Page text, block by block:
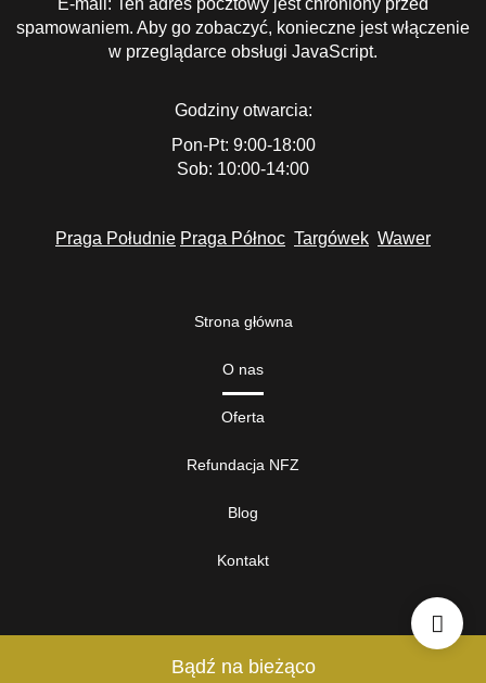
E-mail: Ten adres pocztowy jest chroniony przed
spamowaniem. Aby go zobaczyć, konieczne jest włączenie
w przeglądarce obsługi JavaScript.
Godziny otwarcia:
Pon-Pt: 9:00-18:00
Sob: 10:00-14:00
Praga Południe Praga Północ Targówek Wawer
Strona główna
O nas
Oferta
Refundacja NFZ
Blog
Kontakt
Bądź na bieżąco